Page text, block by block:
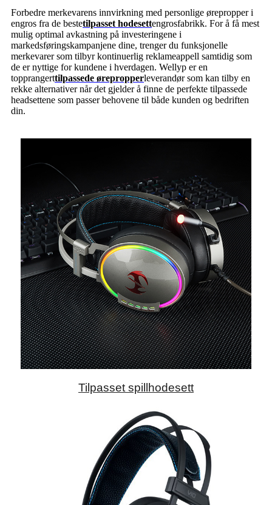
Forbedre merkevarens innvirkning med personlige ørepropper i
engros fra de bestetilpasset hodesettengrosfabrikk. For å få mest
mulig optimal avkastning på investeringene i
markedsføringskampanjene dine, trenger du funksjonelle
merkevarer som tilbyr kontinuerlig reklameappell samtidig som
de er nyttige for kundene i hverdagen. Wellyp er en
topprangerttilpassede ørepropperleverandør som kan tilby en
rekke alternativer når det gjelder å finne de perfekte tilpassede
headsettene som passer behovene til både kunden og bedriften
din.
Tilpasset spillhodesett